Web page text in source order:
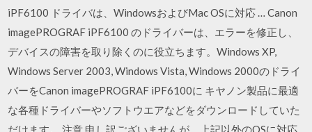
iPF6100 ドライバは、WindowsおよびMac OSに対応 … Canon
imagePROGRAF iPF6100 のドライバーは、エラーを修正し、
デバイスの障害を取り除くのに役立ちます。Windows XP,
Windows Server 2003, Windows Vista, Windows 2000のドライ
バーをCanon imagePROGRAF iPF6100に キヤノン製品に最適
な各種ドライバーやソフトウエアなどをダウンロードしていた
だけます。 注意 申し訳ございませんが、上記以外のOSに対応